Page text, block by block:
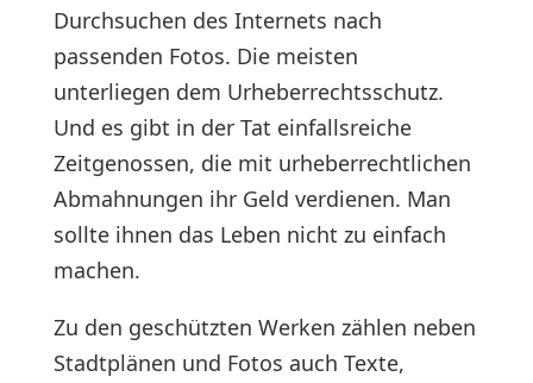
Durchsuchen des Internets nach
passenden Fotos. Die meisten
unterliegen dem Urheberrechtsschutz.
Und es gibt in der Tat einfallsreiche
Zeitgenossen, die mit urheberrechtlichen
Abmahnungen ihr Geld verdienen. Man
sollte ihnen das Leben nicht zu einfach
machen.
Zu den geschützten Werken zählen neben
Stadtplänen und Fotos auch Texte,